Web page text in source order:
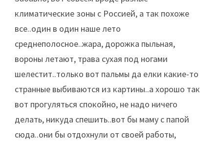
климатические зоны с Россией, а так похоже
все..один в один наше лето
среднеполосное..жара, дорожка пыльная,
вороны летают, трава сухая под ногами
шелестит..только вот пальмы да елки какие-то
странные выбиваются из картины..а хорошо так
вот прогуляться спокойно, не надо ничего
делать, никуда спешить..вот бы маму с папой
сюда..они бы отдохнули от своей работы,